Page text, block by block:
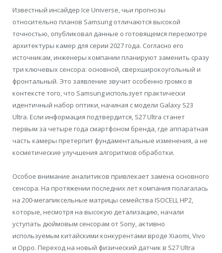
Известный инсайдер Ice Universe, чьи прогнозы
относительно планов Samsung отличаются высокой
точностью, опубликовал данные о готовящемся пересмотре
архитектуры камер для серии 2027 года. Согласно его
источникам, инженеры компании планируют заменить сразу
три ключевых сенсора: основной, сверхширокоугольный и
фронтальный. Это заявление звучит особенно громко в
контексте того, что Samsung использует практически
идентичный набор оптики, начиная с модели Galaxy S23
Ultra. Если информация подтвердится, S27 Ultra станет
первым за четыре года смартфоном бренда, где аппаратная
часть камеры претерпит фундаментальные изменения, а не
косметические улучшения алгоритмов обработки.
Особое внимание аналитиков привлекает замена основного
сенсора. На протяжении последних лет компания полагалась
на 200-мегапиксельные матрицы семейства ISOCELL HP2,
которые, несмотря на высокую детализацию, начали
уступать дюймовым сенсорам от Sony, активно
используемым китайскими конкурентами вроде Xiaomi, Vivo
и Oppo. Переход на новый физический датчик в S27 Ultra